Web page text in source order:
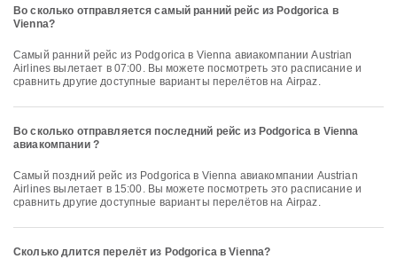
Во сколько отправляется самый ранний рейс из Podgorica в
Vienna?
Самый ранний рейс из Podgorica в Vienna авиакомпании Austrian
Airlines вылетает в 07:00. Вы можете посмотреть это расписание и
сравнить другие доступные варианты перелётов на Airpaz.
Во сколько отправляется последний рейс из Podgorica в Vienna
авиакомпании ?
Самый поздний рейс из Podgorica в Vienna авиакомпании Austrian
Airlines вылетает в 15:00. Вы можете посмотреть это расписание и
сравнить другие доступные варианты перелётов на Airpaz.
Сколько длится перелёт из Podgorica в Vienna?